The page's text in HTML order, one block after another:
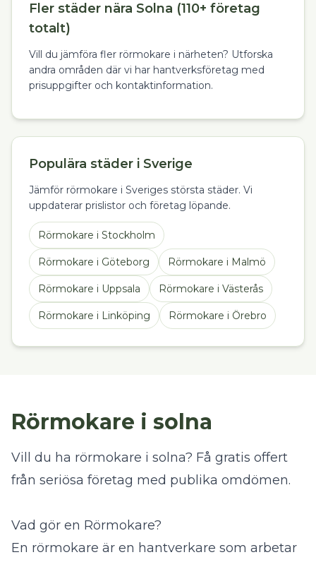
Fler städer nära Solna (110+ företag
totalt)
Vill du jämföra fler rörmokare i närheten? Utforska
andra områden där vi har hantverksföretag med
prisuppgifter och kontaktinformation.
Populära städer i Sverige
Jämför rörmokare i Sveriges största städer. Vi
uppdaterar prislistor och företag löpande.
Rörmokare i Stockholm
Rörmokare i Göteborg Rörmokare i Malmö
Rörmokare i Uppsala Rörmokare i Västerås
Rörmokare i Linköping Rörmokare i Örebro
Rörmokare i solna
Vill du ha rörmokare i solna? Få gratis offert
från seriösa företag med publika omdömen.
Vad gör en Rörmokare?
En rörmokare är en hantverkare som arbetar